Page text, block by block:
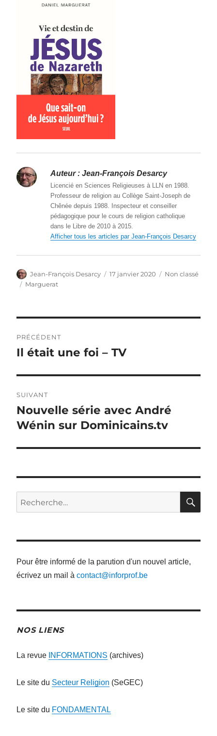
Auteur : Jean-François Desarcy
Licencié en Sciences Religieuses à LLN en 1988.
Professeur de religion au Collège Saint-Joseph de
Chênée depuis 1988. Inspecteur et conseiller
pédagogique pour le cours de religion catholique
dans le Libre de 2010 à 2015.
Afficher tous les articles par Jean-François Desarcy
Auteur
Jean-François Desarcy
Publié
17 janvier 2020 Catégories
Non classé
Étiquettes
Marguerat
de
PRÉCÉDENT
Article
Il était une foi – TV
SUIVANT
Article
suivant :
Nouvelle série avec André
Wénin sur Dominicains.tv
Recherche
pour
Pour être informé de la parution d'un nouvel article,
écrivez un mail àcontact@inforprof.be
NOS LIENS
La revue INFORMATIONS (archives)
Le site du Secteur Religion (SeGEC)
Le site du FONDAMENTAL